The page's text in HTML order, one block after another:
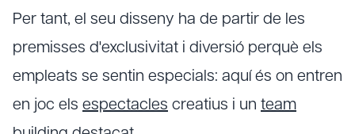
Per tant, el seu disseny ha de partir de les
premisses d'exclusivitat i diversió perquè els
empleats se sentin especials: aquí és on entren
en joc els espectacles creatius i un team